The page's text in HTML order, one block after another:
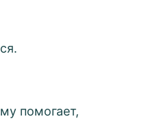
помогает,